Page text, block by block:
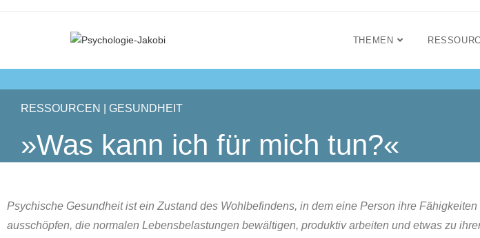
THEMEN
RESSOURCEN | GESUNDHEIT
»Was kann ich für mich tun?«
Psychische Gesundheit ist ein Zustand des Wohlbefindens, in dem eine Person ihre Fähigkeiten
ausschöpfen, die normalen Lebensbelastungen bewältigen, produktiv arbeiten und etwas zu